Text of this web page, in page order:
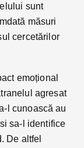
sunt
măsuri
cercetărilor
emoțional
agresat
l cunoască au
sa-l identifice
De altfel